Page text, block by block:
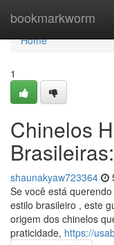
bookmarkworm
Home
Home
1
Chinelos
shaunakyaw723364
Se você está
estilo brasileiro , este
origem dos chinelos
praticidade, https://